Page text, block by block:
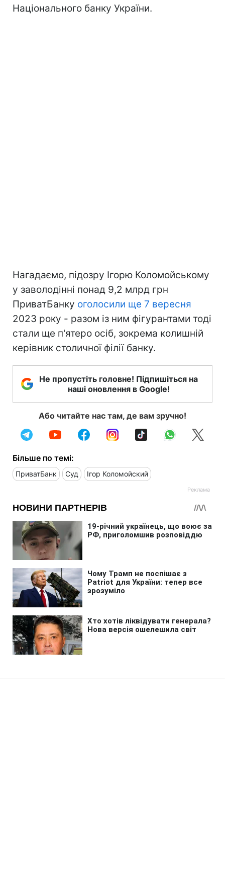
Національного банку України.
Нагадаємо, підозру Ігорю Коломойському
у заволодінні понад 9,2 млрд грн
ПриватБанку оголосили ще 7 вересня
2023 року - разом із ним фігурантами тоді
стали ще п'ятеро осіб, зокрема колишній
керівник столичної філії банку.
Не пропустіть головне! Підпишіться на
наші оновлення в Google!
Або читайте нас там, де вам зручно!
Більше по темі:
ПриватБанк Суд Ігор Коломойский